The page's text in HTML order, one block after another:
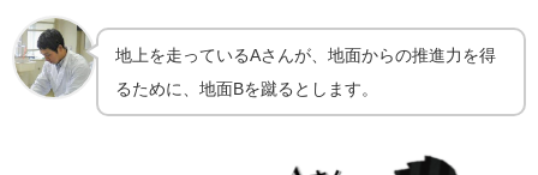
地上を走っているAさんが、地面からの推進力を得
るために、地面Bを蹴るとします。